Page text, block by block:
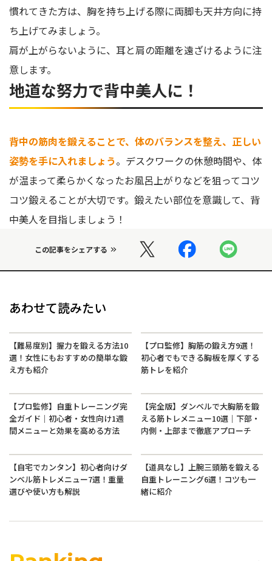
慣れてきた方は、胸を持ち上げる際に両脚も天井方向に持
ち上げてみましょう。
肩が上がらないように、耳と肩の距離を遠ざけるように注
意します。
地道な努力で背中美人に！
背中の筋肉を鍛えることで、体のバランスを整え、正しい
姿勢を手に入れましょう。デスクワークの休憩時間や、体
が温まって柔らかくなったお風呂上がりなどを狙ってコツ
コツ鍛えることが大切です。鍛えたい部位を意識して、背
中美人を目指しましょう！
この記事をシェアする
あわせて読みたい
【難易度別】握力を鍛える方法10
選！女性にもおすすめの簡単な鍛
え方も紹介
【プロ監修】胸筋の鍛え方9選！
初心者でもできる胸板を厚くする
筋トレを紹介
【プロ監修】自重トレーニング完
全ガイド｜初心者・女性向け1週
間メニューと効果を高める方法
【完全版】ダンベルで大胸筋を鍛
える筋トレメニュー10選｜下部・
内側・上部まで徹底アプローチ
【自宅でカンタン】初心者向けダ
ンベル筋トレメニュー7選！重量
選びや使い方も解説
【道具なし】上腕三頭筋を鍛える
自重トレーニング6選！コツも一
緒に紹介